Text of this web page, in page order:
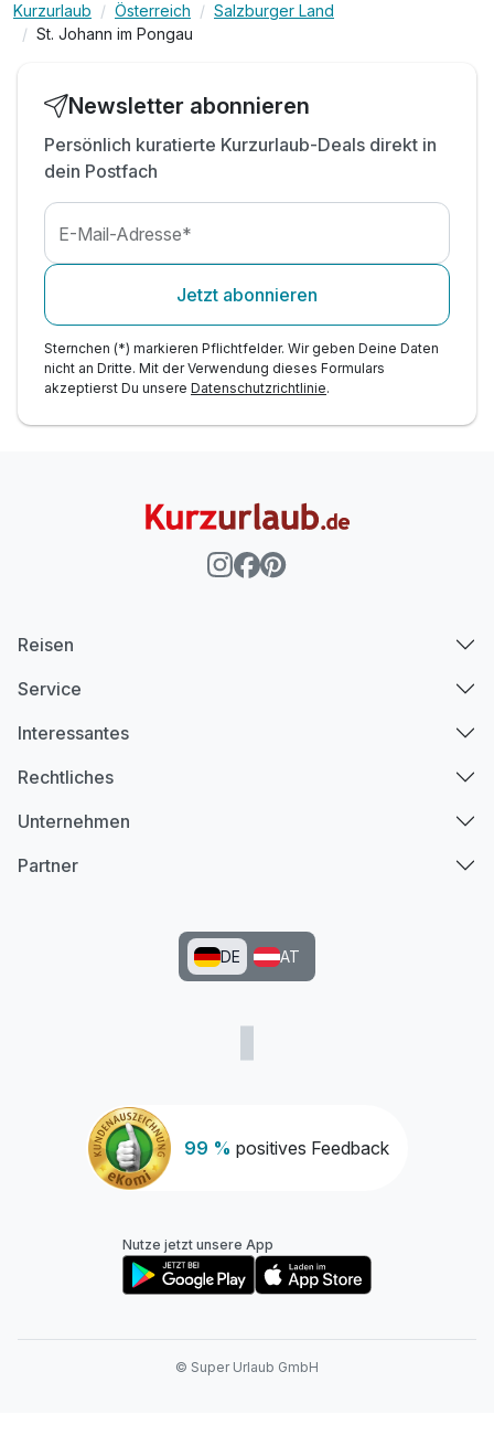
Freie Nutzung des Tennisplatzes
Auszeit - Wellnereich mit Pool und Saunen
freier Parkplatz direkt vorm Hotel
Kurzurlaub Österreich
Salzburger Land
St. Johann im Pongau
Newsletter abonnieren
Persönlich kuratierte Kurzurlaub-Deals direkt in
dein Postfach
E-Mail-Adresse*
Jetzt abonnieren
Sternchen (*) markieren Pflichtfelder. Wir geben Deine Daten
nicht an Dritte. Mit der Verwendung dieses Formulars
akzeptierst Du unsere Datenschutzrichtlinie.
99 % positives Feedback
Reisen
Service
Interessantes
Rechtliches
Unternehmen
Partner
DE AT
Nutze jetzt unsere App
© Super Urlaub GmbH